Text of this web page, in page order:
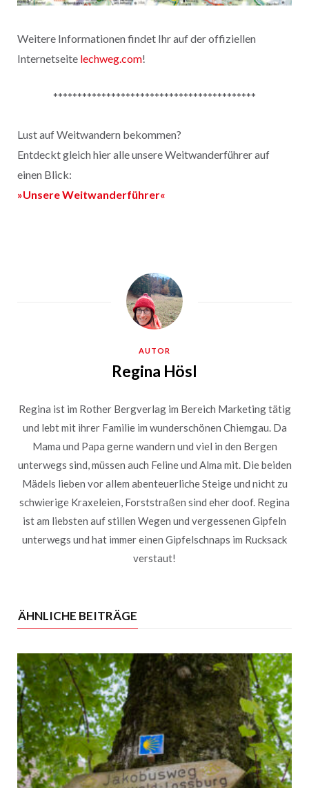
Weitere Informationen findet Ihr auf der offiziellen
Internetseite lechweg.com!
******************************************
Lust auf Weitwandern bekommen?
Entdeckt gleich hier alle unsere Weitwanderführer auf
einen Blick:
»Unsere Weitwanderführer«
AUTOR
Regina Hösl
Regina ist im Rother Bergverlag im Bereich Marketing tätig
und lebt mit ihrer Familie im wunderschönen Chiemgau. Da
Mama und Papa gerne wandern und viel in den Bergen
unterwegs sind, müssen auch Feline und Alma mit. Die beiden
Mädels lieben vor allem abenteuerliche Steige und nicht zu
schwierige Kraxeleien, Forststraßen sind eher doof. Regina
ist am liebsten auf stillen Wegen und vergessenen Gipfeln
unterwegs und hat immer einen Gipfelschnaps im Rucksack
verstaut!
ÄHNLICHE BEITRÄGE